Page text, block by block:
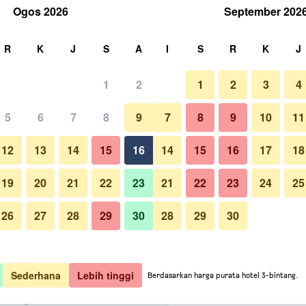
Termurah kadar satu malam
setiap
malam
596 Lihat Tawaran
599 Lihat Tawaran
612 Lihat Tawaran
Hotel
Restoran
Foto Mercure London
Ogos 2026
R K J S A
1 2
5 6 7 8 9
12 13 14 15 16
19 20 21 22 23
26 27 28 29 30
September
I S R K J
1 2 3 4
7 8 9 10 11
14 15 16 17 18
21 22 23 24 25
28 29 30
Sederhana Lebih tinggi Berdasarkan harga purata hotel 3-bintang.